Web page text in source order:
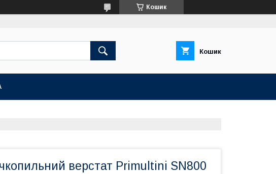
Кошик
Кошик
верстат Primultini SN800